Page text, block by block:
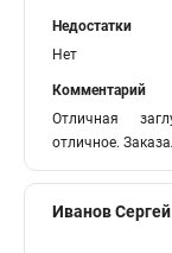
Недостатки
Нет
Комментарий
Отличная
отличное.
Иванов